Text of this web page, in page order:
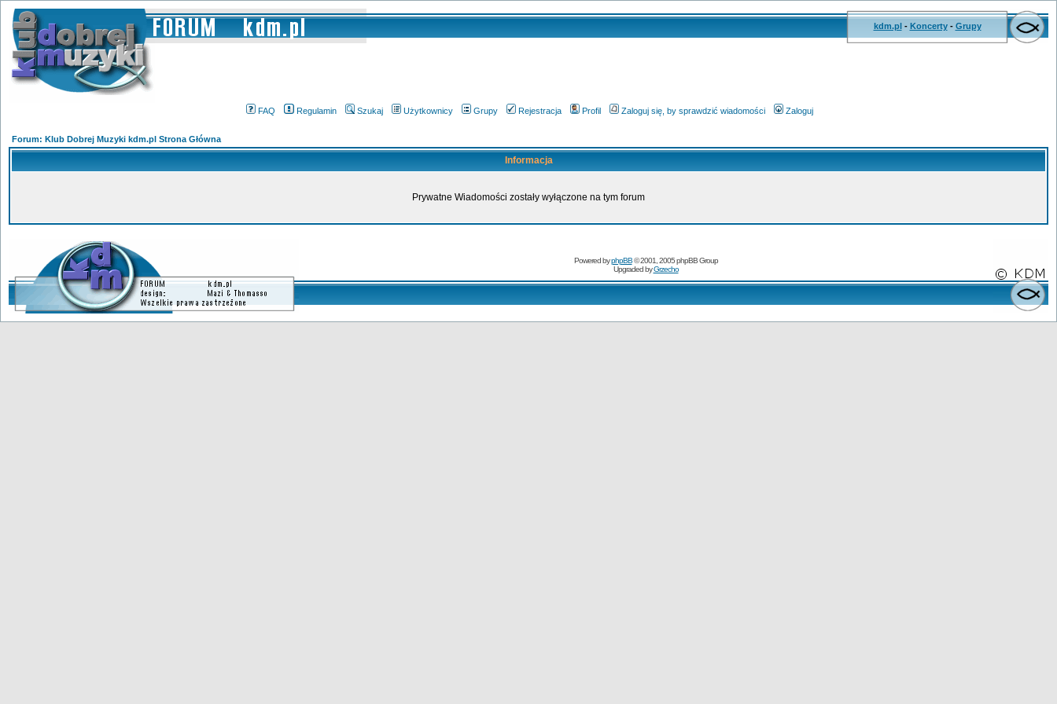
kdm.pl- Koncerty- Grupy
FAQ Regulamin Szukaj Użytkownicy Grupy Rejestracja Profil Zaloguj się, by sprawdzić wiadomości Zaloguj
Forum: Klub Dobrej Muzyki kdm.pl Strona Główna
Informacja
Prywatne Wiadomości zostały wyłączone na tym forum
Powered byphpBB© 2001, 2005 phpBB Group
Upgraded byGrzecho